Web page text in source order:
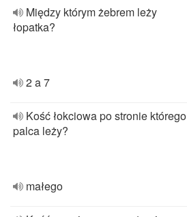
Między którym żebrem leży
łopatka?
2 a 7
Kość łokciowa po stronie którego
palca leży?
małego